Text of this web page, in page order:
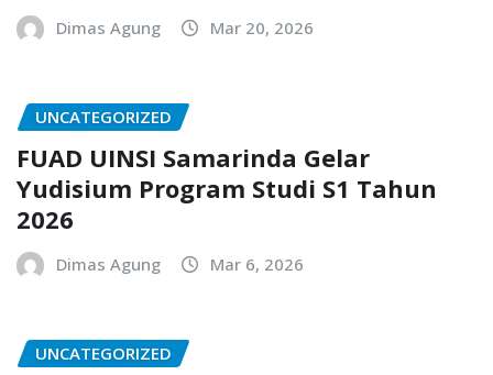
Dimas Agung Mar 20, 2026
UNCATEGORIZED
FUAD UINSI Samarinda Gelar
Yudisium Program Studi S1 Tahun
2026
Dimas Agung Mar 6, 2026
UNCATEGORIZED